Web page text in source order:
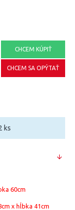
CHCEM KÚPIŤ
CHCEM SA OPÝTAŤ
ks
60cm
x hĺbka 41cm